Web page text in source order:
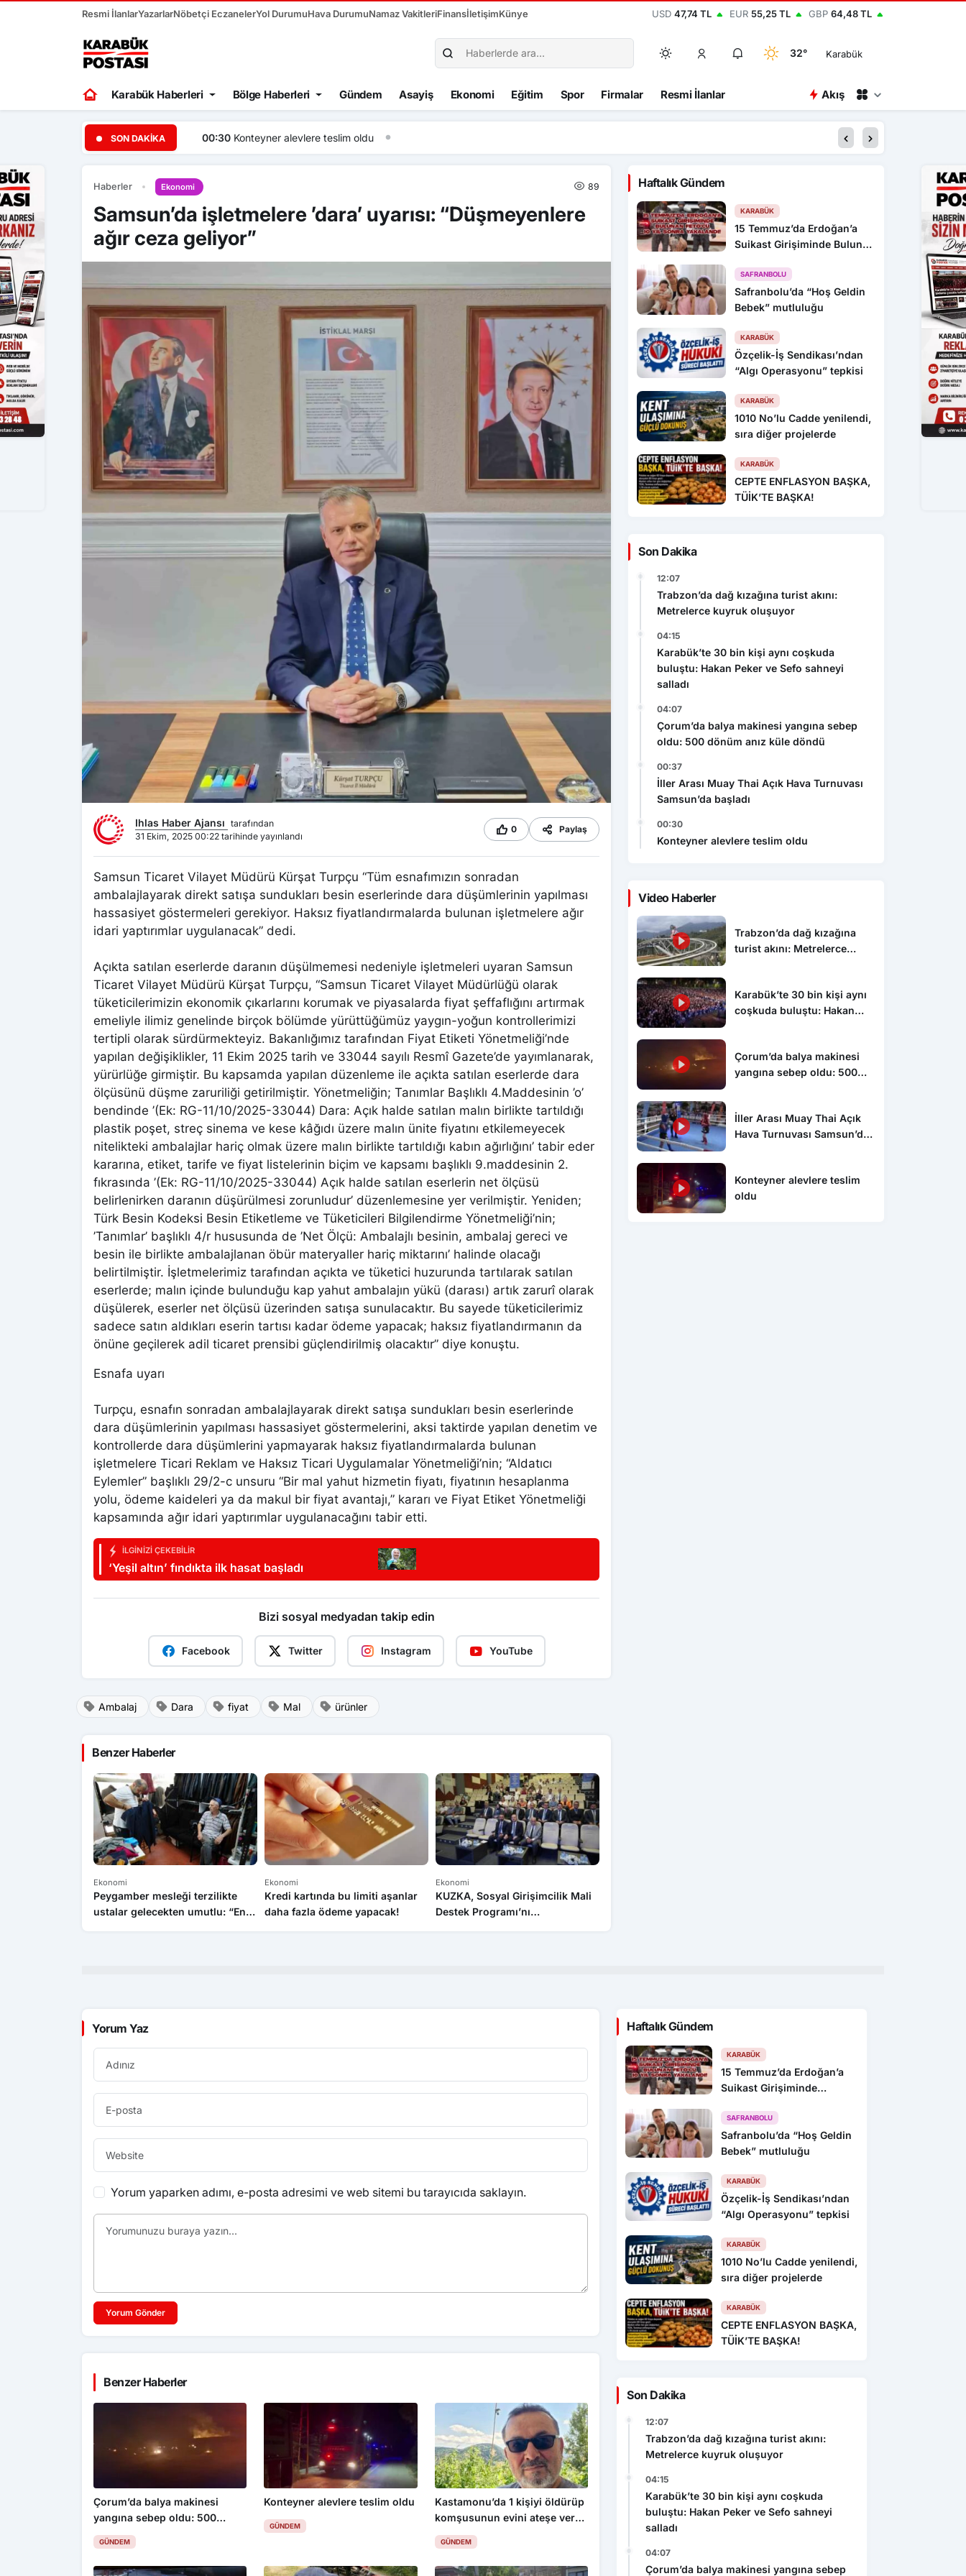
Resmi İlanlarYazarlarNöbetçi EczanelerYol DurumuHava DurumuNamaz VakitleriFinansİletişimKünye USD 47,74 TL EUR 55,25 TL GBP 64,48 TL
32° Karabük
Karabük Haberleri Bölge Haberleri Gündem Asayiş Ekonomi Eğitim Spor Firmalar Resmi İlanlar Akış
SON DAKIKA 00:30 Konteyner alevlere teslim oldu 00:15 Kastamonu’da 1
Haberler Ekonomi 89
Samsun’da işletmelere ’dara’ uyarısı: “Düşmeyenlere
ağır ceza geliyor”
Ihlas Haber Ajansı tarafından
31 Ekim, 2025 00:22 tarihinde yayınlandı
0 Paylaş
Samsun Ticaret Vilayet Müdürü Kürşat Turpçu “Tüm esnafımızın sonradan
ambalajlayarak direkt satışa sundukları besin eserlerinde dara düşümlerinin yapılması
hassasiyet göstermeleri gerekiyor. Haksız fiyatlandırmalarda bulunan işletmelere ağır
idari yaptırımlar uygulanacak” dedi.
Açıkta satılan eserlerde daranın düşülmemesi nedeniyle işletmeleri uyaran Samsun
Ticaret Vilayet Müdürü Kürşat Turpçu, “Samsun Ticaret Vilayet Müdürlüğü olarak
tüketicilerimizin ekonomik çıkarlarını korumak ve piyasalarda fiyat şeffaflığını artırmak
emeliyle ilimiz genelinde birçok bölümde yürüttüğümüz yaygın-yoğun kontrollerimizi
tertipli olarak sürdürmekteyiz. Bakanlığımız tarafından Fiyat Etiketi Yönetmeliği’nde
yapılan değişiklikler, 11 Ekim 2025 tarih ve 33044 sayılı Resmî Gazete’de yayımlanarak,
yürürlüğe girmiştir. Bu kapsamda yapılan düzenleme ile açıkta satılan eserlerde dara
ölçüsünü düşme zaruriliği getirilmiştir. Yönetmeliğin; Tanımlar Başlıklı 4.Maddesinin ’o’
bendinde ’(Ek: RG-11/10/2025-33044) Dara: Açık halde satılan malın birlikte tartıldığı
plastik poşet, streç sinema ve kese kâğıdı üzere malın ünite fiyatını etkilemeyecek
nitelikteki ambalajlar hariç olmak üzere malın birlikte tartıldığı kabın ağırlığını’ tabir eder
kararına, etiket, tarife ve fiyat listelerinin biçim ve kapsamı başlıklı 9.maddesinin 2.
fıkrasında ’(Ek: RG-11/10/2025-33044) Açık halde satılan eserlerin net ölçüsü
belirlenirken daranın düşürülmesi zorunludur’ düzenlemesine yer verilmiştir. Yeniden;
Türk Besin Kodeksi Besin Etiketleme ve Tüketicileri Bilgilendirme Yönetmeliği’nin;
’Tanımlar’ başlıklı 4/r hususunda de ’Net Ölçü: Ambalajlı besinin, ambalaj gereci ve
besin ile birlikte ambalajlanan öbür materyaller hariç miktarını’ halinde olacağı
belirtilmiştir. İşletmelerimiz tarafından açıkta ve tüketici huzurunda tartılarak satılan
eserlerde; malın içinde bulunduğu kap yahut ambalajın yükü (darası) artık zarurî olarak
düşülerek, eserler net ölçüsü üzerinden satışa sunulacaktır. Bu sayede tüketicilerimiz
sadece satın aldıkları eserin tartısı kadar ödeme yapacak; haksız fiyatlandırmanın da
önüne geçilerek adil ticaret prensibi güçlendirilmiş olacaktır” diye konuştu.
Esnafa uyarı
Turpçu, esnafın sonradan ambalajlayarak direkt satışa sundukları besin eserlerinde
dara düşümlerinin yapılması hassasiyet göstermelerini, aksi taktirde yapılan denetim ve
kontrollerde dara düşümlerini yapmayarak haksız fiyatlandırmalarda bulunan
işletmelere Ticari Reklam ve Haksız Ticari Uygulamalar Yönetmeliği’nin; “Aldatıcı
Eylemler” başlıklı 29/2-c unsuru “Bir mal yahut hizmetin fiyatı, fiyatının hesaplanma
yolu, ödeme kaideleri ya da makul bir fiyat avantajı,” kararı ve Fiyat Etiket Yönetmeliği
kapsamında ağır idari yaptırımlar uygulanacağını tabir etti.
İLGINIZI ÇEKEBILIR
‘Yeşil altın’ fındıkta ilk hasat başladı
Bizi sosyal medyadan takip edin
Facebook Twitter Instagram YouTube
Ambalaj Dara fiyat Mal ürünler
Benzer Haberler
Ekonomi
Peygamber mesleği terzilikte
ustalar gelecekten umutlu: “En
Ekonomi
Kredi kartında bu limiti aşanlar
daha fazla ödeme yapacak!
Ekonomi
KUZKA, Sosyal Girişimcilik Mali
Destek Programı’nı
Haftalık Gündem
KARABÜK
15 Temmuz’da Erdoğan’a
Suikast Girişiminde Bulunan
Yakalandı!
SAFRANBOLU
Safranbolu’da “Hoş Geldin
Bebek” mutluluğu
KARABÜK
Özçelik-İş Sendikası’ndan
“Algı Operasyonu” tepkisi
KARABÜK
1010 No’lu Cadde yenilendi,
sıra diğer projelerde
KARABÜK
CEPTE ENFLASYON BAŞKA,
TÜİK’TE BAŞKA!
Son Dakika
12:07
Trabzon’da dağ kızağına turist akını:
Metrelerce kuyruk oluşuyor
04:15
Karabük’te 30 bin kişi aynı coşkuda
buluştu: Hakan Peker ve Sefo sahneyi
salladı
04:07
Çorum’da balya makinesi yangına sebep
oldu: 500 dönüm anız küle döndü
00:37
İller Arası Muay Thai Açık Hava Turnuvası
Samsun’da başladı
00:30
Konteyner alevlere teslim oldu
Video Haberler
Trabzon’da dağ kızağına
turist akını: Metrelerce
Karabük’te 30 bin kişi aynı
coşkuda buluştu: Hakan
Çorum’da balya makinesi
yangına sebep oldu: 500
İller Arası Muay Thai Açık
Hava Turnuvası Samsun’da
Konteyner alevlere teslim
oldu
Yorum Yaz
Yorum yaparken adımı, e-posta adresimi ve web sitemi bu tarayıcıda saklayın.
Yorum Gönder
Benzer Haberler
Çorum’da balya makinesi
yangına sebep oldu: 500
dönüm anız küle döndü
GÜNDEM
Konteyner alevlere teslim oldu
GÜNDEM
Kastamonu’da 1 kişiyi öldürüp
komşusunun evini ateşe veren
şahıs tutuklandı
GÜNDEM
Haftalık Gündem
KARABÜK
15 Temmuz’da Erdoğan’a
Suikast Girişiminde
Sonra Yakalandı!
SAFRANBOLU
Safranbolu’da “Hoş Geldin
Bebek” mutluluğu
KARABÜK
Özçelik-İş Sendikası’ndan
“Algı Operasyonu” tepkisi
KARABÜK
1010 No’lu Cadde yenilendi,
sıra diğer projelerde
KARABÜK
CEPTE ENFLASYON BAŞKA,
TÜİK’TE BAŞKA!
Son Dakika
12:07
Trabzon’da dağ kızağına turist akını:
Metrelerce kuyruk oluşuyor
04:15
Karabük’te 30 bin kişi aynı coşkuda
buluştu: Hakan Peker ve Sefo sahneyi
salladı
04:07
Çorum’da balya makinesi yangına sebep